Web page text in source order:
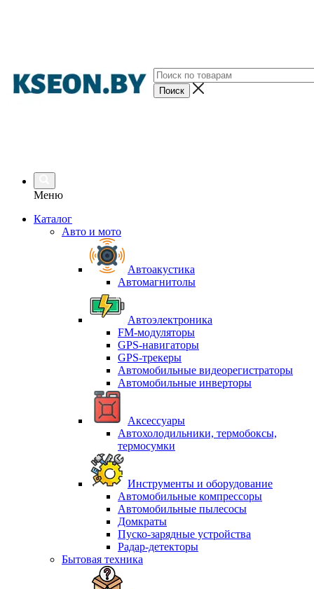
Меню
Каталог
Авто и мото
Автоакустика
Автомагнитолы
Автоэлектроника
FM-модуляторы
GPS-навигаторы
GPS-трекеры
Автомобильные видеорегистраторы
Автомобильные инверторы
Аксессуары
Автохолодильники, термобоксы,
термосумки
Инструменты и оборудование
Автомобильные компрессоры
Автомобильные пылесосы
Домкраты
Пуско-зарядные устройства
Радар-детекторы
Бытовая техника